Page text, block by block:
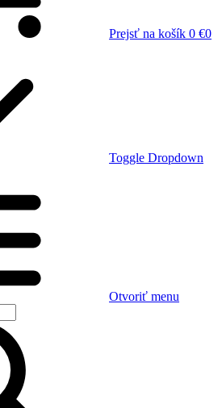
Prejsť na košík 0 €0
Toggle Dropdown
Otvoriť menu